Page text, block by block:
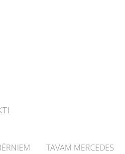
TAVAM MERCEDES